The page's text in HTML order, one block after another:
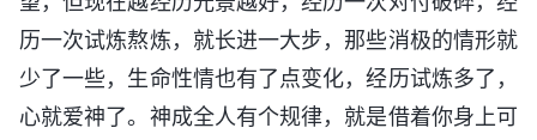
历一次试炼熬炼，就长进一大步，那些消极的情形就
少了一些，生命性情也有了点变化，经历试炼多了，
心就爱神了。神成全人有个规律，就是借着你身上可